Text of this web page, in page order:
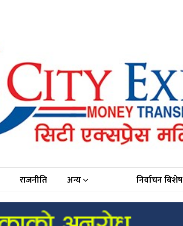
राजनीति अन्य निर्वाचन बिशेष